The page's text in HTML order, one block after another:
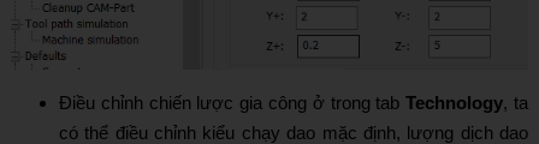
Điều chỉnh chiến lược gia công ở trong tabTechnology, ta
có thể điều chỉnh kiểu chạy dao mặc định, lượng dịch dao